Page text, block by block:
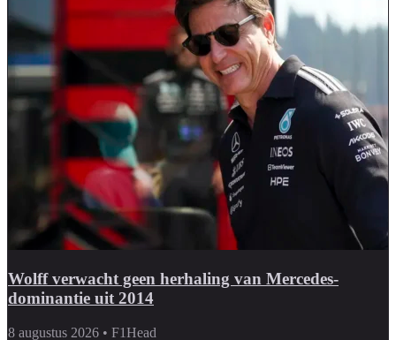
Wolff verwacht geen herhaling van Mercedes-
dominantie uit 2014
8 augustus 2026 • F1Head